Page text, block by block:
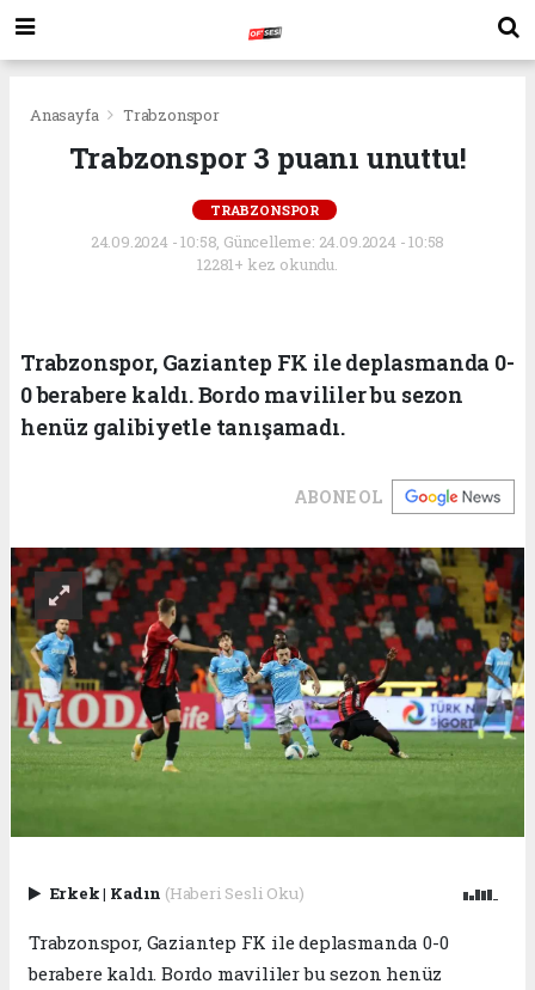
Anasayfa Trabzonspor
Trabzonspor 3 puanı unuttu!
TRABZONSPOR
24.09.2024 - 10:58, Güncelleme: 24.09.2024 - 10:58
12281+ kez okundu.
Trabzonspor, Gaziantep FK ile deplasmanda 0-
0 berabere kaldı. Bordo mavililer bu sezon
henüz galibiyetle tanışamadı.
ABONE OL
Erkek| Kadın (Haberi Sesli Oku)
Trabzonspor, Gaziantep FK ile deplasmanda 0-0
berabere kaldı. Bordo mavililer bu sezon henüz